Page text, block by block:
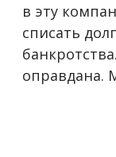
в эту
списать
оправдана.